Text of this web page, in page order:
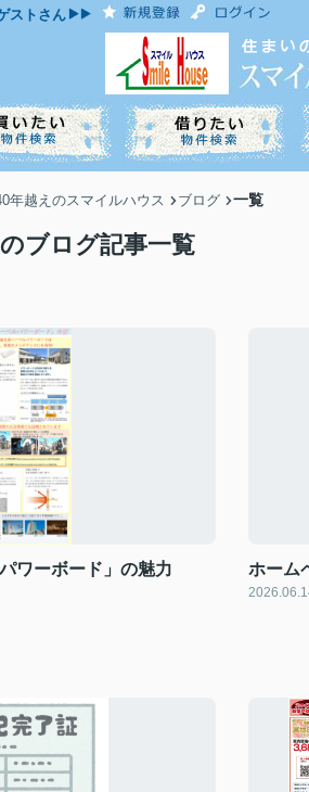
スト さん
年越えのスマイルハウス ブログ 一覧
ブログ記事一覧
ワーボード」の魅力 ホーム